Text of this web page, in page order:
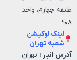
طبقه چهارم، واحد
۴۰۸
لینک لوکیشن
شعبه تهران
آدرس انبار : تهران،